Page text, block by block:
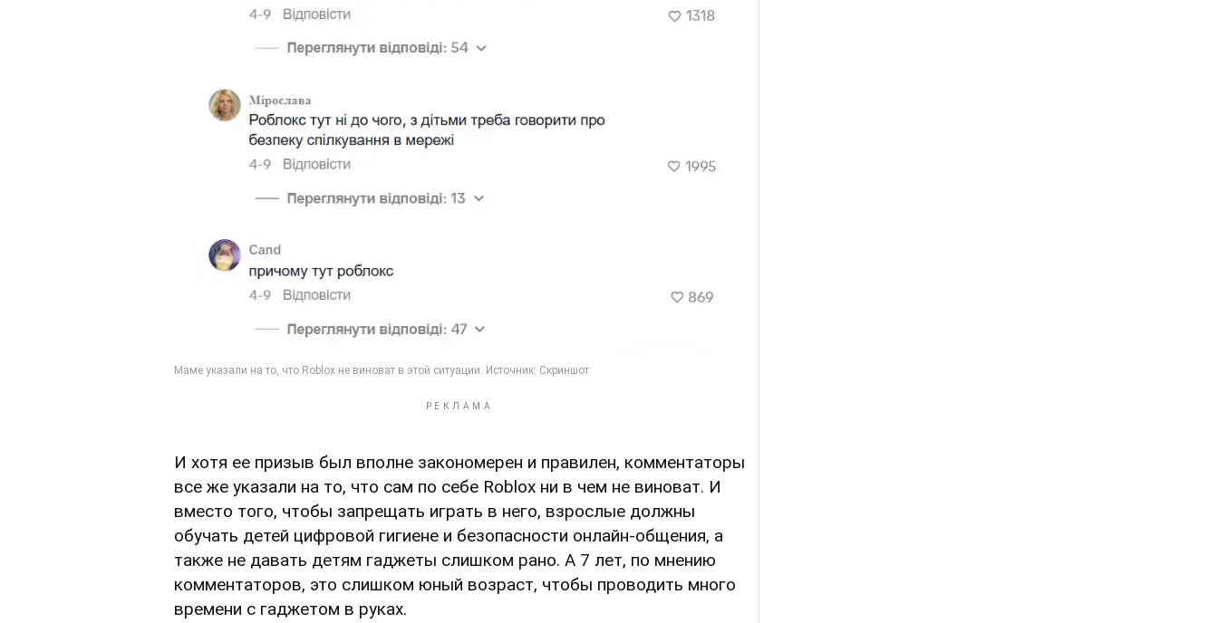
И хотя ее призыв был вполне закономерен и правилен, комментаторы
все же указали на то, что сам по себе Roblox ни в чем не виноват. И
вместо того, чтобы запрещать играть в него, взрослые должны
обучать детей цифровой гигиене и безопасности онлайн-общения, а
также не давать детям гаджеты слишком рано. А 7 лет, по мнению
комментаторов, это слишком юный возраст, чтобы проводить много
времени с гаджетом в руках.